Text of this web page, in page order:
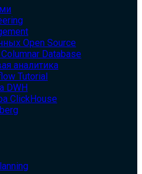
Open Source
Database
аналитика
Tutorial
DWH
ClickHouse